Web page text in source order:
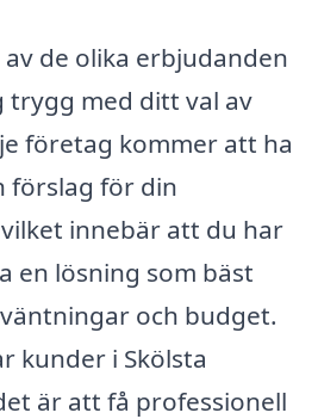
de olika erbjudanden
trygg med ditt val av
företag kommer att ha
förslag för din
innebär att du har
en lösning som bäst
och budget.
kunder i Skölsta
är att få professionell